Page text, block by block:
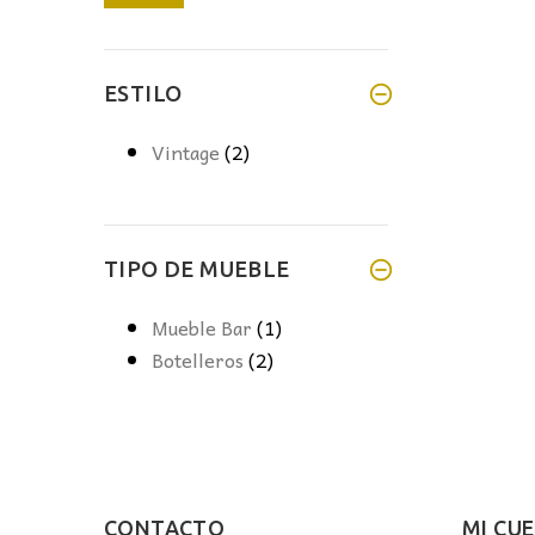
ESTILO
Vintage(2)
TIPO DE MUEBLE
Mueble Bar(1)
Botelleros(2)
CONTACTO MI